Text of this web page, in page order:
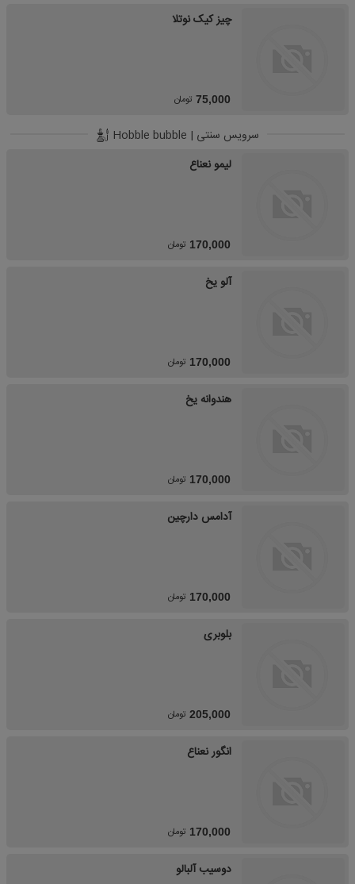
چیز کیک نوتلا
75,000 تومان
سرویس سنتی | Hobble bubble
لیمو نعناع
170,000 تومان
آلو یخ
170,000 تومان
هندوانه یخ
170,000 تومان
آدامس دارچین
170,000 تومان
بلوبری
205,000 تومان
انگور نعناع
170,000 تومان
دوسیب آلبالو